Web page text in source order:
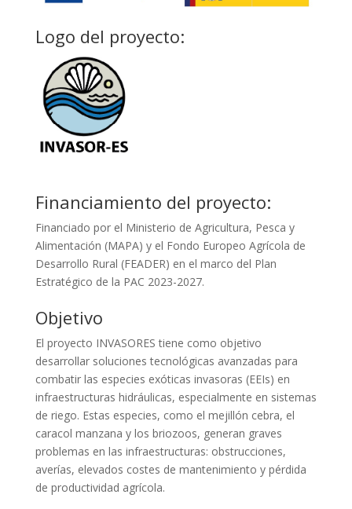
Logo del proyecto:
Financiamiento del proyecto:
Financiado por el Ministerio de Agricultura, Pesca y
Alimentación (MAPA) y el Fondo Europeo Agrícola de
Desarrollo Rural (FEADER) en el marco del Plan
Estratégico de la PAC 2023-2027.
Objetivo
El proyecto INVASORES tiene como objetivo
desarrollar soluciones tecnológicas avanzadas para
combatir las especies exóticas invasoras (EEIs) en
infraestructuras hidráulicas, especialmente en sistemas
de riego. Estas especies, como el mejillón cebra, el
caracol manzana y los briozoos, generan graves
problemas en las infraestructuras: obstrucciones,
averías, elevados costes de mantenimiento y pérdida
de productividad agrícola.